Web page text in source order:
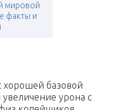
мировой
факты и
хорошей базовой
увеличение урона с